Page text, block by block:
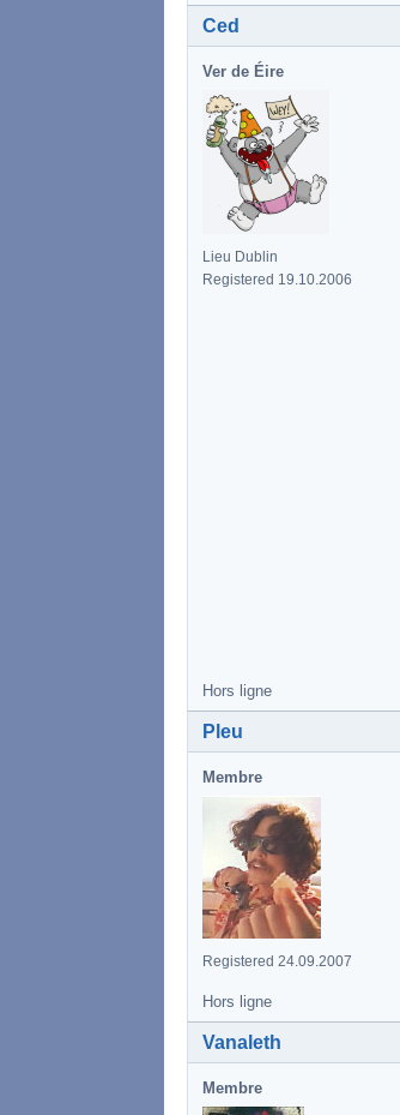
Ced
Ver de Éire
Lieu Dublin
Registered 19.10.2006
Hors ligne
Pleu
Membre
Registered 24.09.2007
Hors ligne
Vanaleth
Membre